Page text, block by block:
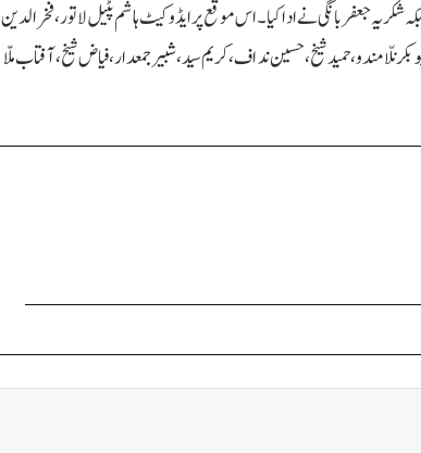
جعفر بانگی نے ادا کیا۔اس موقع پر ایڈوکیٹ ہاشم پٹیل لاتور، فخرالدین
نلّامندو، حمید شیخ، حسین نداف، کریم سید، شبیر جمعدار، فیاض شیخ، آفتاب ملّا